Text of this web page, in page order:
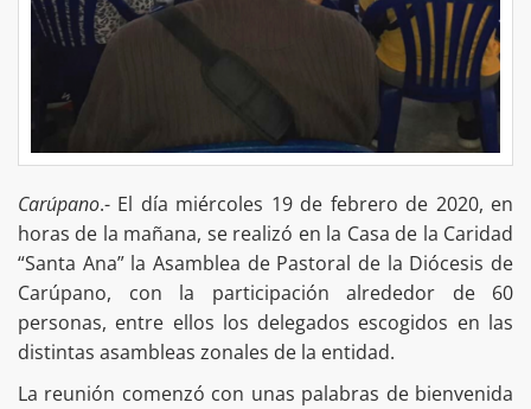
Carúpano.- El día miércoles 19 de febrero de 2020, en
horas de la mañana, se realizó en la Casa de la Caridad
“Santa Ana” la Asamblea de Pastoral de la Diócesis de
Carúpano, con la participación alrededor de 60
personas, entre ellos los delegados escogidos en las
distintas asambleas zonales de la entidad.
La reunión comenzó con unas palabras de bienvenida